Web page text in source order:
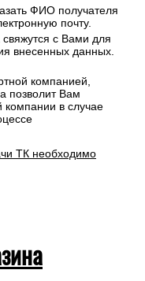
ФИО получателя
почту.
с Вами для
внесенных данных.
компанией,
позволит Вам
компании в случае
ТК необходимо